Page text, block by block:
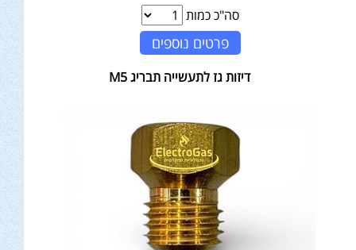
סה"כ כמות
פרטים נוספים
דיזות גז לתעשייה תבריג M5